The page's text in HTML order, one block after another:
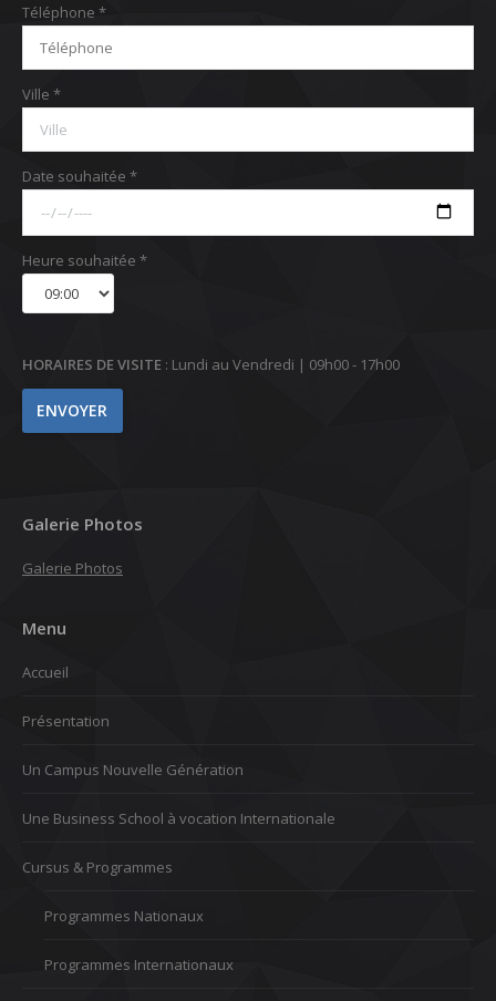
Téléphone *
Ville *
Date souhaitée *
Heure souhaitée *
HORAIRES DE VISITE : Lundi au Vendredi | 09h00 - 17h00
Galerie Photos
Galerie Photos
Menu
Accueil
Présentation
Un Campus Nouvelle Génération
Une Business School à vocation Internationale
Cursus & Programmes
Programmes Nationaux
Programmes Internationaux